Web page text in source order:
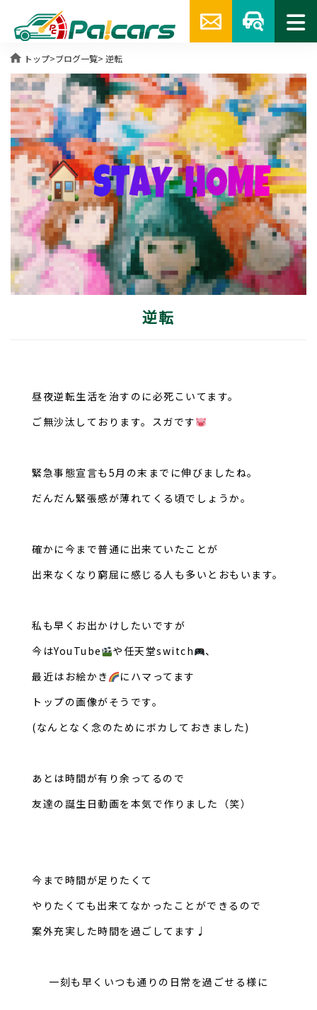
home トップ>ブログ一覧> 逆転
逆転
昼夜逆転生活を治すのに必死こいてます。
ご無沙汰しております。スガです
緊急事態宣言も5月の末までに伸びましたね。
だんだん緊張感が薄れてくる頃でしょうか。
確かに今まで普通に出来ていたことが
出来なくなり窮屈に感じる人も多いとおもいます。
私も早くお出かけしたいですが
今はYouTube
や任天堂switch
、
最近はお絵かき
にハマってます
トップの画像がそうです。
(なんとなく念のためにボカしておきました)
あとは時間が有り余ってるので
友達の誕生日動画を本気で作りました（笑）
今まで時間が足りたくて
やりたくても出来てなかったことができるので
案外充実した時間を過ごしてます♩
一刻も早くいつも通りの日常を過ごせる様に